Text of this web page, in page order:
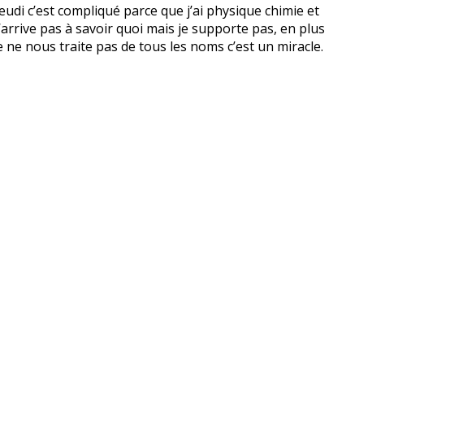
c’est compliqué parce que j’ai physique chimie et
pas à savoir quoi mais je supporte pas, en plus
nous traite pas de tous les noms c’est un miracle.